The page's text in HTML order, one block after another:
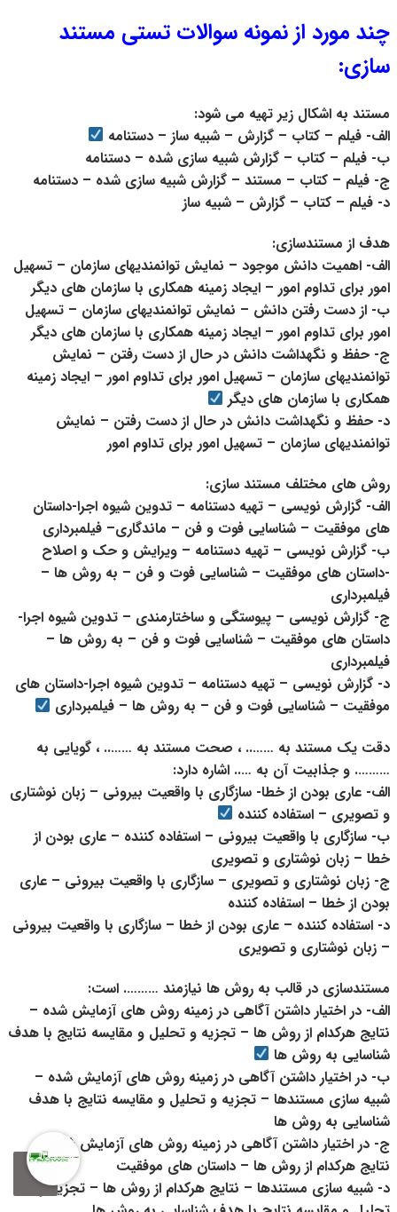
چند مورد از نمونه سوالات تستی مستند
سازی:
مستند به اشکال زیر تهیه می شود:
الف- فیلم – کتاب – گزارش – شبیه ساز – دستنامه
ب- فیلم – کتاب – گزارش شبیه سازی شده – دستنامه
ج- فیلم – کتاب – مستند – گزارش شبیه سازی شده – دستنامه
د- فیلم – کتاب – گزارش – شبیه ساز
هدف از مستندسازی:
الف- اهمیت دانش موجود – نمایش توانمندیهای سازمان – تسهیل
امور برای تداوم امور – ایجاد زمینه همکاری با سازمان های دیگر
ب- از دست رفتن دانش – نمایش توانمندیهای سازمان – تسهیل
امور برای تداوم امور – ایجاد زمینه همکاری با سازمان های دیگر
ج- حفظ و نگهداشت دانش در حال از دست رفتن – نمایش
توانمندیهای سازمان – تسهیل امور برای تداوم امور – ایجاد زمینه
همکاری با سازمان های دیگر
د- حفظ و نگهداشت دانش در حال از دست رفتن – نمایش
توانمندیهای سازمان – تسهیل امور برای تداوم امور
روش های مختلف مستند سازی:
الف- گزارش نویسی – تهیه دستنامه – تدوین شیوه اجرا-داستان
های موفقیت – شناسایی فوت و فن – ماندگاری– فیلمبرداری
ب- گزارش نویسی – تهیه دستنامه – ویرایش و حک و اصلاح
-داستان های موفقیت – شناسایی فوت و فن – به روش ها –
فیلمبرداری
ج- گزارش نویسی – پیوستگی و ساختارمندی – تدوین شیوه اجرا-
داستان های موفقیت – شناسایی فوت و فن – به روش ها –
فیلمبرداری
د- گزارش نویسی – تهیه دستنامه – تدوین شیوه اجرا-داستان های
موفقیت – شناسایی فوت و فن – به روش ها – فیلمبرداری
دقت یک مستند به …….. ، صحت مستند به …….. ، گویایی به
………. و جذابیت آن به ….. اشاره دارد:
الف- عاری بودن از خطا- سازگاری با واقعیت بیرونی – زبان نوشتاری
و تصویری – استفاده کننده
ب- سازگاری با واقعیت بیرونی – استفاده کننده – عاری بودن از
خطا – زبان نوشتاری و تصویری
ج- زبان نوشتاری و تصویری – سازگاری با واقعیت بیرونی – عاری
بودن از خطا – استفاده کننده
د- استفاده کننده – عاری بودن از خطا – سازگاری با واقعیت بیرونی
– زبان نوشتاری و تصویری
مستندسازی در قالب به روش ها نیازمند ………. است:
الف- در اختیار داشتن آگاهی در زمینه روش های آزمایش شده –
نتایج هرکدام از روش ها – تجزیه و تحلیل و مقایسه نتایج با هدف
شناسایی به روش ها
ب- در اختیار داشتن آگاهی در زمینه روش های آزمایش شده –
شبیه سازی مستندها – تجزیه و تحلیل و مقایسه نتایج با هدف
شناسایی به روش ها
ج- در اختیار داشتن آگاهی در زمینه روش های آزمایش شده –
نتایج هرکدام از روش ها – داستان های موفقیت
د- شبیه سازی مستندها – نتایج هرکدام از روش ها – تجزیه و